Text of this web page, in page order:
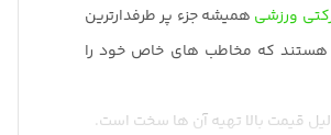
ورزشی همیشه جزء پر طرفدارترین
هستند که مخاطب های خاص خود را
قیمت بالا تهیه آن ها سخت است.